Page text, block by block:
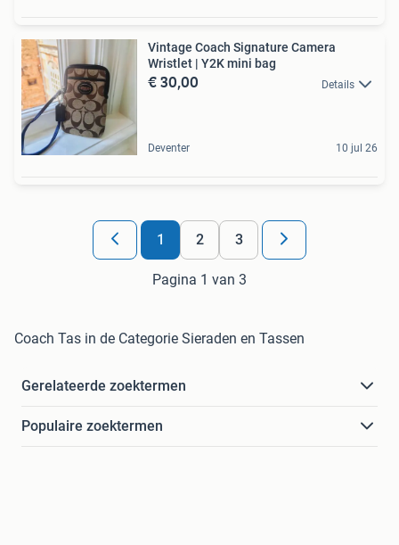
Vintage Coach Signature Camera
Wristlet | Y2K mini bag
€ 30,00 Details
Deventer 10 jul 26
1 2 3
Pagina 1 van 3
Coach Tas in de Categorie Sieraden en Tassen
Gerelateerde zoektermen
Populaire zoektermen